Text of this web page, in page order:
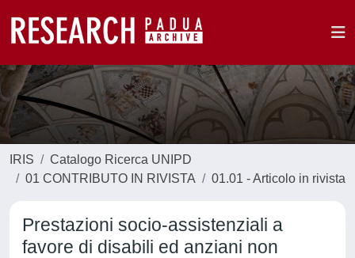
IRIS
Catalogo Ricerca UNIPD
01 CONTRIBUTO IN RIVISTA
01.01 - Articolo in rivista
Prestazioni socio-assistenziali a
favore di disabili ed anziani non